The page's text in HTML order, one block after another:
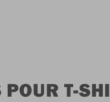
T-